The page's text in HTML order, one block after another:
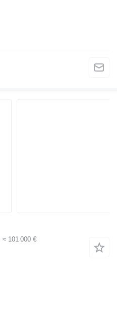
≈ 101 000 €